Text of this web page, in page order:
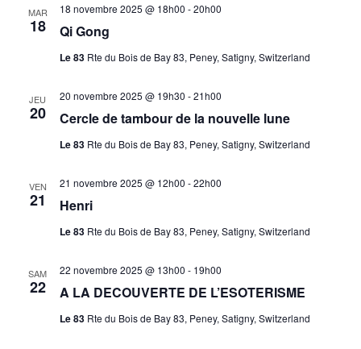
MAR
18 Qi Gong
18 novembre 2025 @ 18h00 -20h00
Le 83 Rte du Bois de Bay 83, Peney, Satigny, Switzerland
JEU
20 Cercle de tambour de la nouvelle lune
20 novembre 2025 @ 19h30 -21h00
Le 83 Rte du Bois de Bay 83, Peney, Satigny, Switzerland
VEN
21 Henri
21 novembre 2025 @ 12h00 -22h00
Le 83 Rte du Bois de Bay 83, Peney, Satigny, Switzerland
SAM
22 A LA DECOUVERTE DE L’ESOTERISME
22 novembre 2025 @ 13h00 - 19h00
Le 83 Rte du Bois de Bay 83, Peney, Satigny, Switzerland